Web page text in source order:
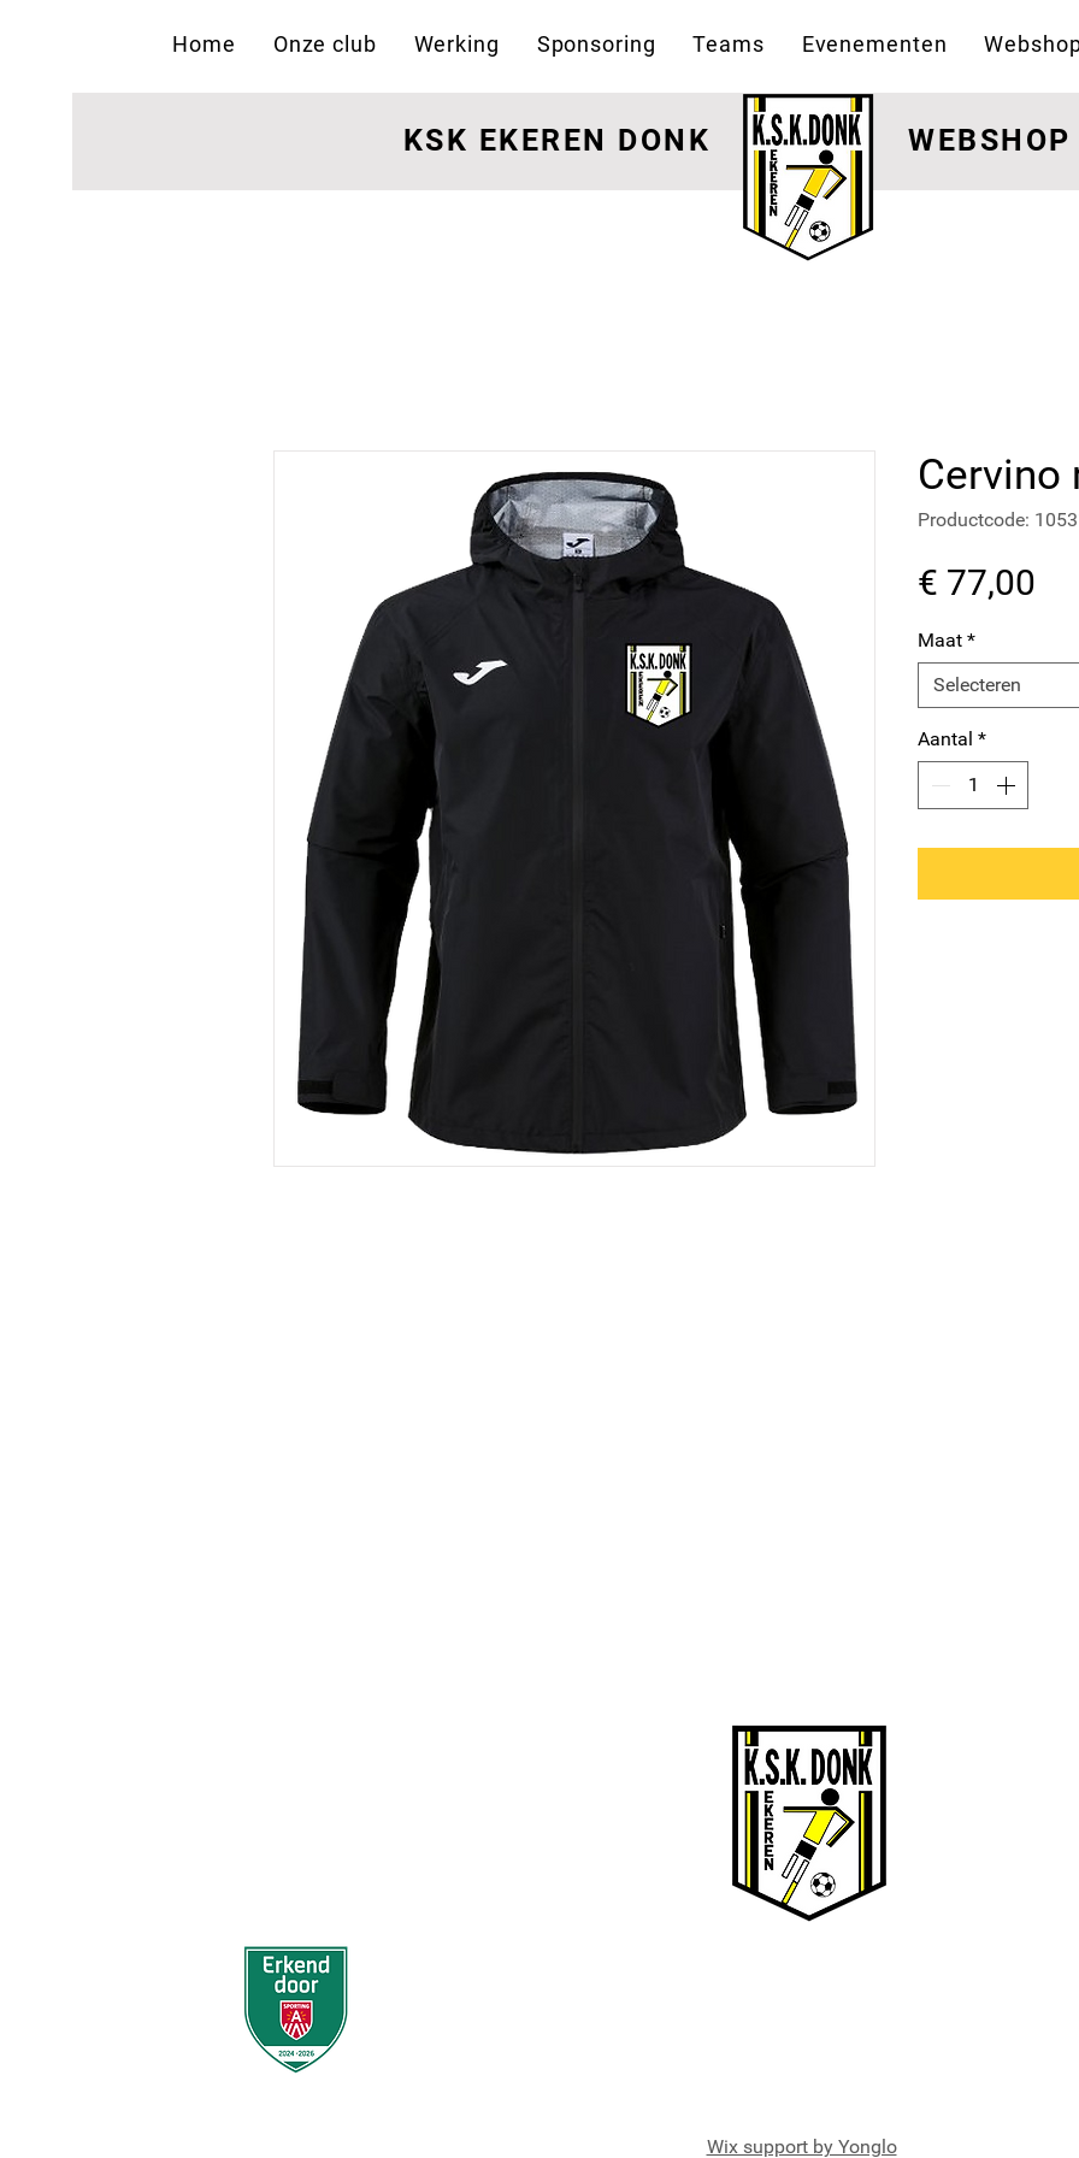
Home Onze club Werking Sponsoring Teams Evenementen
KSK EKEREN DONK WEBSHOP
Cervino
Productcode:
€ 77,00
Maat *
Selecteren
Aantal *
Wix support by Yonglo